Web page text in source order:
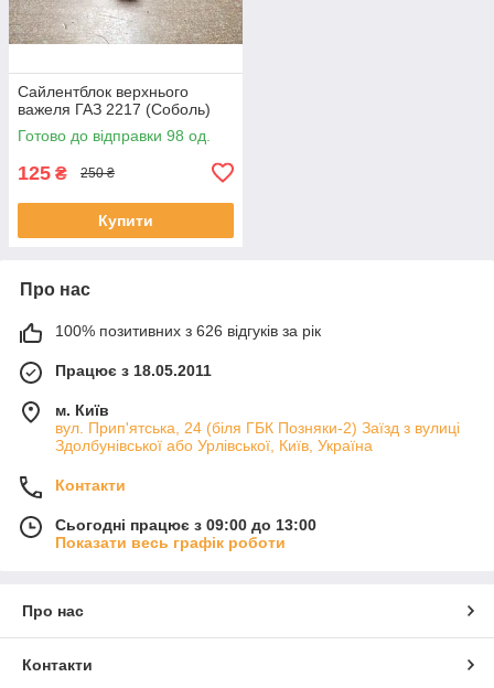
Сайлентблок верхнього
важеля ГАЗ 2217 (Соболь)
Готово до відправки 98 од.
125 ₴ 250 ₴
Купити
Про нас
100% позитивних з 626 відгуків за рік
Працює з 18.05.2011
м. Київ
вул. Прип'ятська, 24 (біля ГБК Позняки-2) Заїзд з вулиці
Здолбунівської або Урлівської, Київ, Україна
Контакти
Сьогодні працює з 09:00 до 13:00
Показати весь графік роботи
Про нас
Контакти